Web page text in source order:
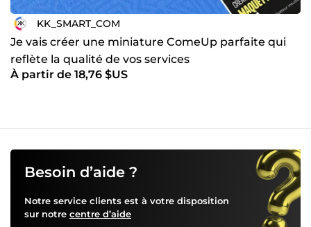
KK_SMART_COM
Je vais créer une miniature ComeUp parfaite qui
reflète la qualité de vos services
À partir de 18,76 $US
Besoin d’aide ?
Notre service clients est à votre disposition
sur notre centre d’aide